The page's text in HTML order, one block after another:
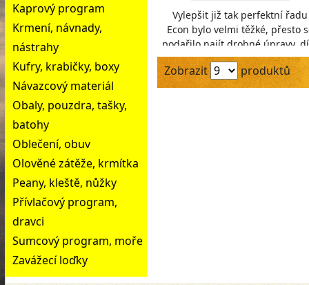
Kaprový program
Krmení, návnady,
nástrahy
Kufry, krabičky, boxy
Návazcový materiál
Obaly, pouzdra, tašky,
batohy
Oblečení, obuv
Olověné zátěže, krmítka
Peany, kleště, nůžky
Přívlačový program,
dravci
Sumcový program, moře
Zavážecí loďky
Vylepšit již tak perfektní řadu
Econ bylo velmi těžké, přesto
podařilo najít drobné úpravy,
kterým se série Econ NX stává
téměř doko
Zobrazit produktů